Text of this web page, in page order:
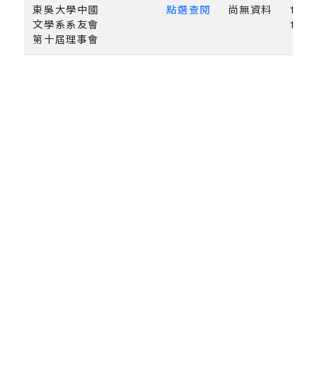
東吳大學中國
文學系系友會
第十屆理事會
點選查閱 尚無資料
113-
115